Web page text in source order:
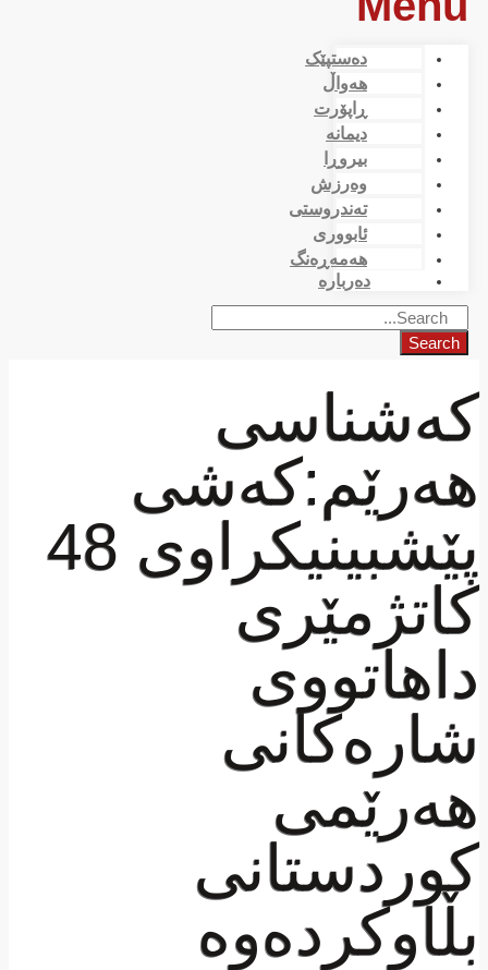
دەستپێک
هەواڵ
ڕاپۆرت
دیمانە
بیروڕا
وەرزش
تەندروستی
ئابووری
هەمەڕەنگ
دەربارە
Search
كەشناسی
هەرێم:كەشی
پێشبینیكراوی 48
كاتژمێری
داهاتووی
شارەكانی
هەرێمی
كوردستانى
بڵاوكردەوە